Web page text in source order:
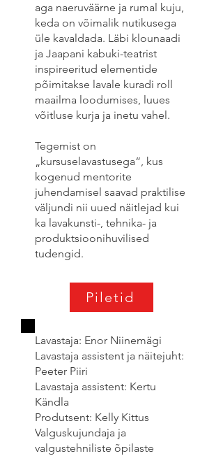
aga naeruväärne ja rumal kuju,
keda on võimalik nutikusega
üle kavaldada. Läbi klounaadi
ja Jaapani kabuki-teatrist
inspireeritud elementide
põimitakse lavale kuradi roll
maailma loodumises, luues
võitluse kurja ja inetu vahel.
Tegemist on
„kursuselavastusega“, kus
kogenud mentorite
juhendamisel saavad praktilise
väljundi nii uued näitlejad kui
ka lavakunsti-, tehnika- ja
produktsioonihuvilised
tudengid.
Piletid
Lavastaja: Enor Niinemägi
Lavastaja assistent ja näitejuht:
Peeter Piiri
Lavastaja assistent: Kertu
Kändla
Produtsent: Kelly Kittus
Valguskujundaja ja
valgustehniliste õpilaste